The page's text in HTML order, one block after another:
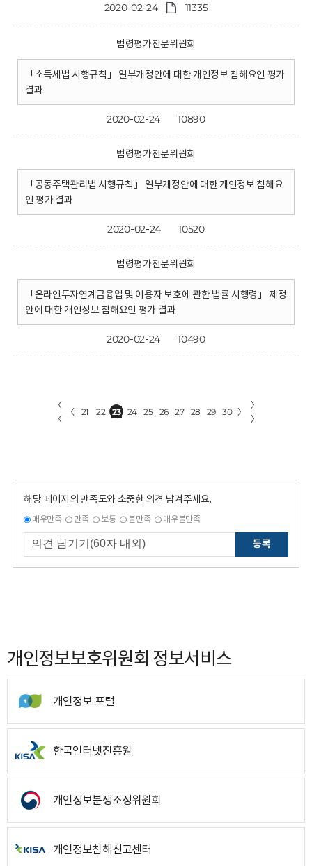
2020-02-24 11335
법령평가전문위원회
「소득세법 시행규칙」 일부개정안에 대한 개인정보 침해요인 평가
결과
2020-02-24 10890
법령평가전문위원회
「공동주택관리법 시행규칙」 일부개정안에 대한 개인정보 침해요
인 평가 결과
2020-02-24 10520
법령평가전문위원회
「온라인투자연계금융업 및 이용자 보호에 관한 법률 시행령」 제정
안에 대한 개인정보 침해요인 평가 결과
2020-02-24 10490
〈
〈
〈 21 22 23 24 25 26 27 28 29 30 〉
〉
〉
해당 페이지의 만족도와 소중한 의견 남겨주세요.
매우만족 만족 보통 불만족 매우불만족
등록
개인정보보호위원회 정보서비스
개인정보 포털
한국인터넷진흥원
개인정보분쟁조정위원회
개인정보침해신고센터